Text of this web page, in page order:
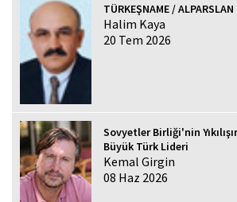
TÜRKEŞNAME /
Halim Kaya
20 Tem 2026
Sovyetler Birliği'nin
Büyük Türk Lideri
Kemal Girgin
08 Haz 2026